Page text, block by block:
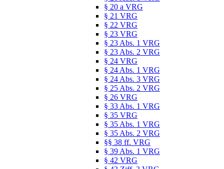
§ 20 a VRG
§ 21 VRG
§ 22 VRG
§ 23 VRG
§ 23 Abs. 1 VRG
§ 23 Abs. 2 VRG
§ 24 VRG
§ 24 Abs. 1 VRG
§ 24 Abs. 3 VRG
§ 25 Abs. 2 VRG
§ 26 VRG
§ 33 Abs. 1 VRG
§ 35 VRG
§ 35 Abs. 1 VRG
§ 35 Abs. 2 VRG
§§ 38 ff. VRG
§ 39 Abs. 1 VRG
§ 42 VRG